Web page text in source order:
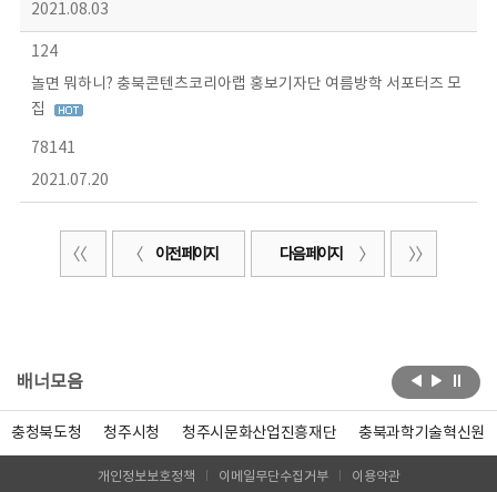
2021.08.03
124
놀면 뭐하니? 충북콘텐츠코리아랩 홍보기자단 여름방학 서포터즈 모
집
78141
2021.07.20
이전 페이지 다음 페이지
배너모음
충청북도청 청주시청 청주시문화산업진흥재단 충북과학기술혁신원
개인정보보호정책 이메일무단수집거부 이용약관